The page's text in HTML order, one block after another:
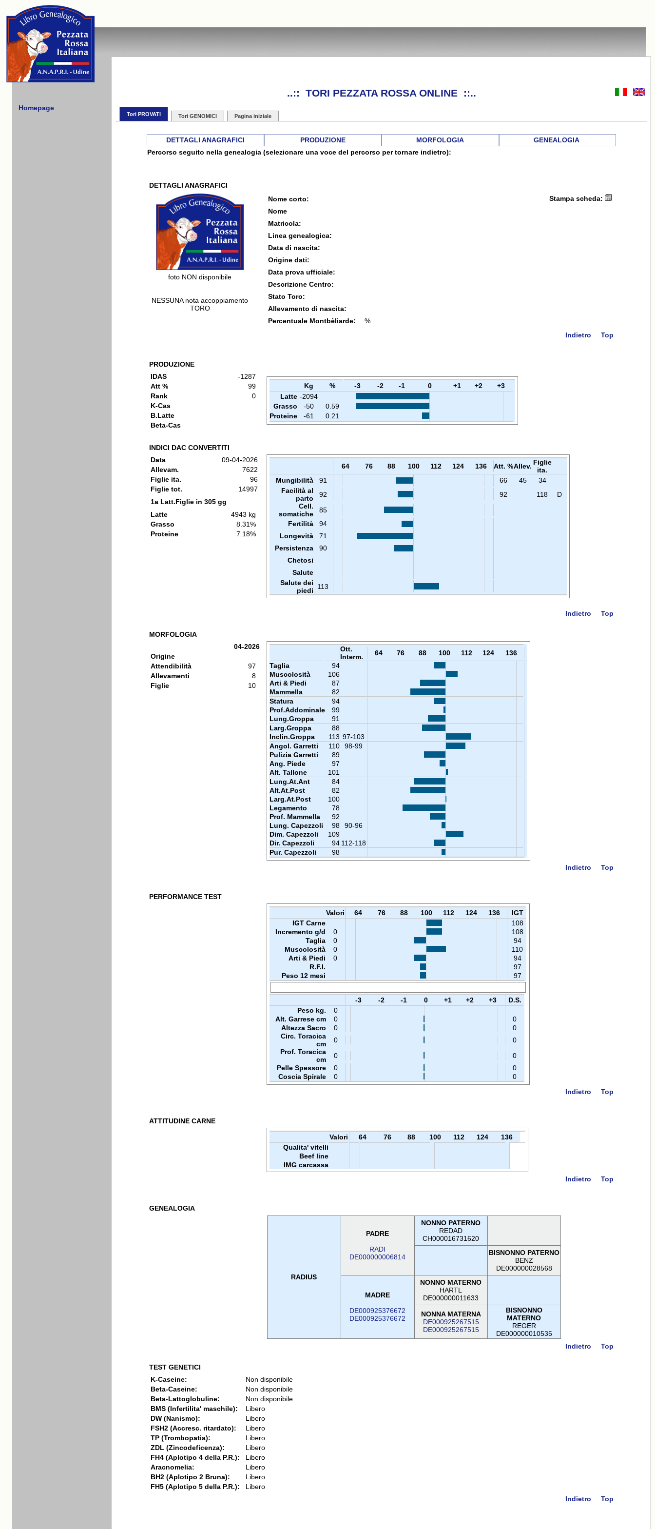
Homepage
..:: TORI PEZZATA ROSSA ONLINE ::..
Tori PROVATI Tori GENOMICI Pagina iniziale
DETTAGLI ANAGRAFICI PRODUZIONE MORFOLOGIA
GENEALOGIA
Percorso seguito nella genealogia (selezionare una voce del percorso per tornare indietro):
DETTAGLI ANAGRAFICI
foto NON disponibile
NESSUNA nota accoppiamento
TORO
Nome corto:
Nome
Matricola:
Linea genealogica:
Data di nascita:
Origine dati:
Data prova ufficiale:
Descrizione Centro:
Stato Toro:
Allevamento di nascita:
Percentuale Montbèliarde:
%
Stampa scheda:
Indietro Top
PRODUZIONE
IDAS
-1287
Att %
99
Rank
0
K-Cas
B.Latte
Beta-Cas
Kg % -3 -2 -1 0 +1 +2
+3
Latte -2094
Grasso
-50
0.59
Proteine
-61 0.21
INDICI DAC CONVERTITI
Data
09-04-2026
Allevam.
7622
Figlie ita.
96
Figlie tot.
14997
1a Latt.Figlie in 305 gg
Latte
4943 kg
Grasso
8.31%
Proteine
7.18%
64 76 88 100 112 124 136 Att. %Allev. Figlie
ita.
Mungibilità
91 66 45
34
Facilità al
parto
92 92 118
D
Cell.
somatiche
85
Fertilità
94
Longevità
71
Persistenza
90
Chetosi
Salute
Salute dei
piedi
113
Indietro Top
MORFOLOGIA
04-2026
Origine
Attendibilità
97
Allevamenti
8
Figlie
10
Ott.
Interm.
64 76 88 100 112 124
136
Taglia
94
Muscolosità
106
Arti & Piedi
87
Mammella
82
Statura
94
Prof.Addominale
99
Lung.Groppa
91
Larg.Groppa
88
Inclin.Groppa
113 97-103
Angol. Garretti
110
98-99
Pulizia Garretti
89
Ang. Piede
97
Alt. Tallone
101
Lung.At.Ant
84
Alt.At.Post
82
Larg.At.Post
100
Legamento
78
Prof. Mammella
92
Lung. Capezzoli
98
90-96
Dim. Capezzoli
109
Dir. Capezzoli
94 112-118
Pur. Capezzoli
98
Indietro
Top
PERFORMANCE TEST
Valori 64 76 88 100 112 124 136
IGT
IGT Carne
108
Incremento g/d
0
108
Taglia
0
94
Muscolosità
0
110
Arti & Piedi
0
94
R.F.I.
97
Peso 12 mesi
97
-3 -2 -1 0 +1 +2 +3
D.S.
Peso kg.
0
Alt. Garrese cm
0
0
Altezza Sacro
0
0
Circ. Toracica
cm
0
0
Prof. Toracica
cm
0
0
Pelle Spessore
0
0
Coscia Spirale
0
0
Indietro
Top
ATTITUDINE CARNE
Valori 64 76 88 100 112 124
136
Qualita' vitelli
Beef line
IMG carcassa
Indietro
Top
GENEALOGIA
RADIUS
PADRE
RADI
DE000000006814
NONNO PATERNO
REDAD
CH000016731620
BISNONNO PATERNO
BENZ
DE000000028568
MADRE
DE000925376672
DE000925376672
NONNO MATERNO
HARTL
DE000000011633
NONNA MATERNA
DE000925267515
DE000925267515
BISNONNO
MATERNO
REGER
DE000000010535
Indietro
Top
TEST GENETICI
K-Caseine:
Non disponibile
Beta-Caseine:
Non disponibile
Beta-Lattoglobuline:
Non disponibile
BMS (Infertilita' maschile):
Libero
DW (Nanismo):
Libero
FSH2 (Accresc. ritardato):
Libero
TP (Trombopatia):
Libero
ZDL (Zincodeficenza):
Libero
FH4 (Aplotipo 4 della P.R.):
Libero
Aracnomelia:
Libero
BH2 (Aplotipo 2 Bruna):
Libero
FH5 (Aplotipo 5 della P.R.):
Libero
Indietro
Top